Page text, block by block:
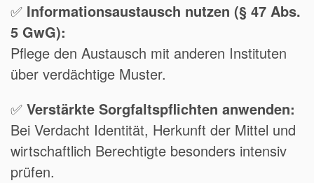
✅ Informationsaustausch nutzen (§ 47 Abs.
5 GwG):
Pflege den Austausch mit anderen Instituten
über verdächtige Muster.
✅ Verstärkte Sorgfaltspflichten anwenden:
Bei Verdacht Identität, Herkunft der Mittel und
wirtschaftlich Berechtigte besonders intensiv
prüfen.